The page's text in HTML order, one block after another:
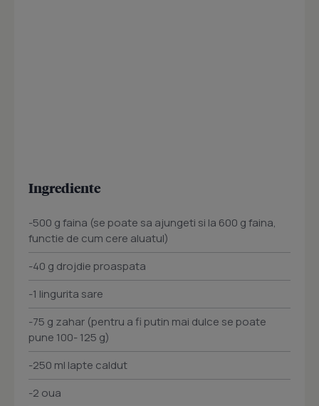
Ingrediente
-500 g faina (se poate sa ajungeti si la 600 g faina,
functie de cum cere aluatul)
-40 g drojdie proaspata
-1 lingurita sare
-75 g zahar (pentru a fi putin mai dulce se poate
pune 100- 125 g)
-250 ml lapte caldut
-2 oua